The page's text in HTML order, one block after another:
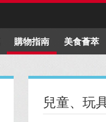
購物指南 美食薈萃
兒童、玩